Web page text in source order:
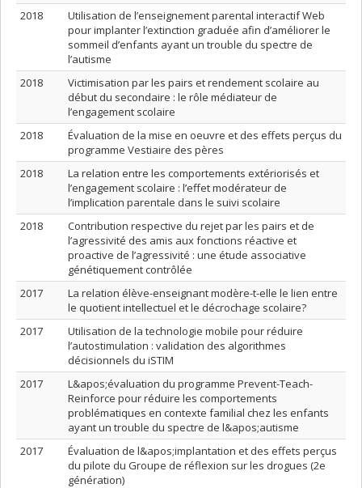
2018
Utilisation de l’enseignement parental interactif Web
pour implanter l’extinction graduée afin d’améliorer le
sommeil d’enfants ayant un trouble du spectre de
l’autisme
2018
Victimisation par les pairs et rendement scolaire au
début du secondaire : le rôle médiateur de
l’engagement scolaire
2018
Évaluation de la mise en oeuvre et des effets perçus du
programme Vestiaire des pères
2018
La relation entre les comportements extériorisés et
l’engagement scolaire : l’effet modérateur de
l’implication parentale dans le suivi scolaire
2018
Contribution respective du rejet par les pairs et de
l’agressivité des amis aux fonctions réactive et
proactive de l’agressivité : une étude associative
génétiquement contrôlée
2017
La relation élève-enseignant modère-t-elle le lien entre
le quotient intellectuel et le décrochage scolaire?
2017
Utilisation de la technologie mobile pour réduire
l’autostimulation : validation des algorithmes
décisionnels du iSTIM
2017
L&apos;évaluation du programme Prevent-Teach-
Reinforce pour réduire les comportements
problématiques en contexte familial chez les enfants
ayant un trouble du spectre de l&apos;autisme
2017
Évaluation de l&apos;implantation et des effets perçus
du pilote du Groupe de réflexion sur les drogues (2e
génération)